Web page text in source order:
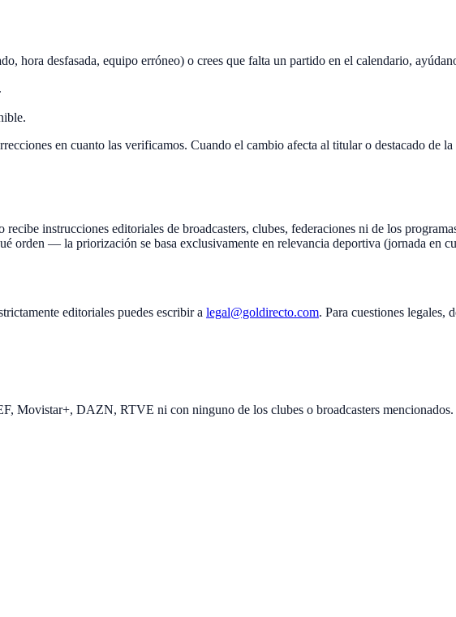
hora desfasada, equipo erróneo) o crees que falta un partido en el calendario,
.
en cuanto las verificamos. Cuando el cambio afecta al titular o destacado de
recibe instrucciones editoriales de broadcasters, clubes, federaciones ni de los
orden — la priorización se basa exclusivamente en relevancia deportiva (jornada en
editoriales puedes escribir a legal@goldirecto.com. Para cuestiones legales,
Movistar+, DAZN, RTVE ni con ninguno de los clubes o broadcasters mencionados.